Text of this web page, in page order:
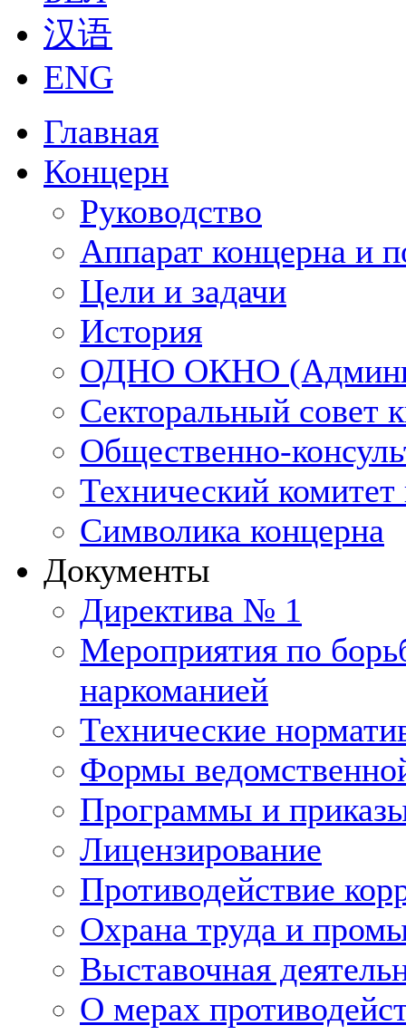
汉语
ENG
Главная
Концерн
Руководство
Аппарат концерна и
Цели и задачи
История
ОДНО ОКНО
Секторальный совет
Общественно-
Технический
Символика концерна
Документы
Директива № 1
Мероприятия по
наркоманией
Технические
Формы
Программы и
Лицензирование
Противодействие
Охрана труда и
Выставочная
О мерах